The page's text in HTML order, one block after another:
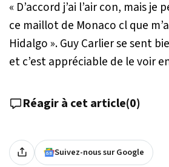
« D’accord j’ai l’air con, mais
ce maillot de Monaco cl que
Hidalgo ». Guy Carlier se sent
et c’est appréciable de le voir
Réagir à cet article(0)
Suivez-nous sur Google